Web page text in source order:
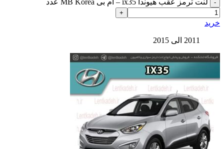
خرید
2011 الی 2015